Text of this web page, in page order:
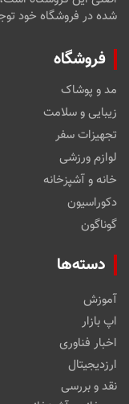
شده در فروشگاه خود
فروشگاه
مد و پوشاک
زیبایی و سلامت
تجهیزات سفر
لوازم ورزشی
خانه و آشپزخانه
دکوراسیون
گوناگون
دسته‌ها
آموزش
اپ بازار
اخبار فناوری
ارزدیجیتال
نقد و بررسی